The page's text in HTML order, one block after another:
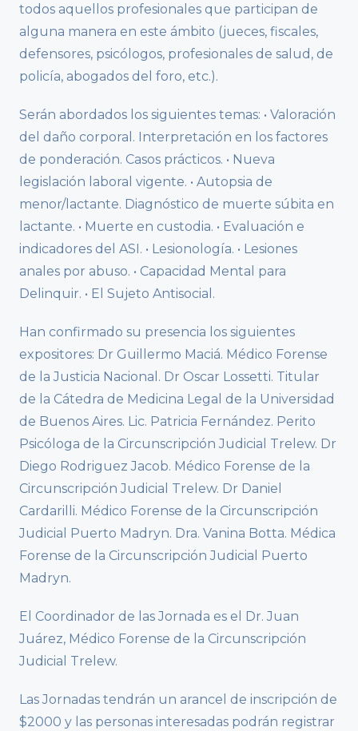
todos aquellos profesionales que participan de
alguna manera en este ámbito (jueces, fiscales,
defensores, psicólogos, profesionales de salud, de
policía, abogados del foro, etc.).
Serán abordados los siguientes temas: • Valoración
del daño corporal. Interpretación en los factores
de ponderación. Casos prácticos. • Nueva
legislación laboral vigente. • Autopsia de
menor/lactante. Diagnóstico de muerte súbita en
lactante. • Muerte en custodia. • Evaluación e
indicadores del ASI. • Lesionología. • Lesiones
anales por abuso. • Capacidad Mental para
Delinquir. • El Sujeto Antisocial.
Han confirmado su presencia los siguientes
expositores: Dr Guillermo Maciá. Médico Forense
de la Justicia Nacional. Dr Oscar Lossetti. Titular
de la Cátedra de Medicina Legal de la Universidad
de Buenos Aires. Lic. Patricia Fernández. Perito
Psicóloga de la Circunscripción Judicial Trelew. Dr
Diego Rodriguez Jacob. Médico Forense de la
Circunscripción Judicial Trelew. Dr Daniel
Cardarilli. Médico Forense de la Circunscripción
Judicial Puerto Madryn. Dra. Vanina Botta. Médica
Forense de la Circunscripción Judicial Puerto
Madryn.
El Coordinador de las Jornada es el Dr. Juan
Juárez, Médico Forense de la Circunscripción
Judicial Trelew.
Las Jornadas tendrán un arancel de inscripción de
$2000 y las personas interesadas podrán registrar